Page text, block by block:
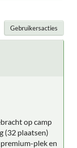
Gebruikersacties
op camp
(32 plaatsen)
plek en